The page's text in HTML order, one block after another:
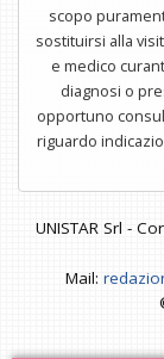
scopo
sostituirsi alla
e medico
diagnosi o
opportuno
riguardo
UNISTAR Srl -
Mail: